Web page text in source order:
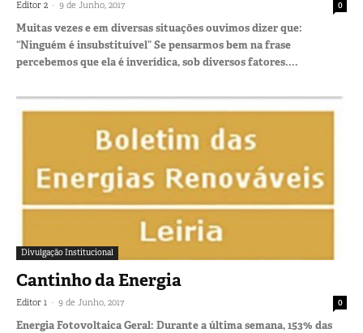
Editor 2 - 9 de Junho, 2017 0
Muitas vezes e em diversas situações ouvimos dizer que:
“Ninguém é insubstituível” Se pensarmos bem na frase
percebemos que ela é inverídica, sob diversos fatores....
Divulgação Institucional
Cantinho da Energia
Editor 1 - 9 de Junho, 2017 0
Energia Fotovoltaica Geral: Durante a última semana, 153% das